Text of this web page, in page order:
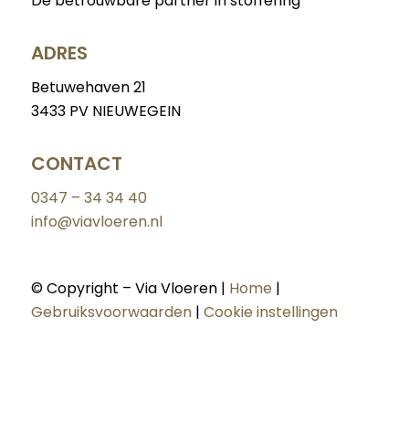
ADRES
Betuwehaven 21
3433 PV NIEUWEGEIN
CONTACT
0347 – 34 34 40
info@viavloeren.nl
© Copyright – Via Vloeren | Home |
Gebruiksvoorwaarden| Cookie instellingen